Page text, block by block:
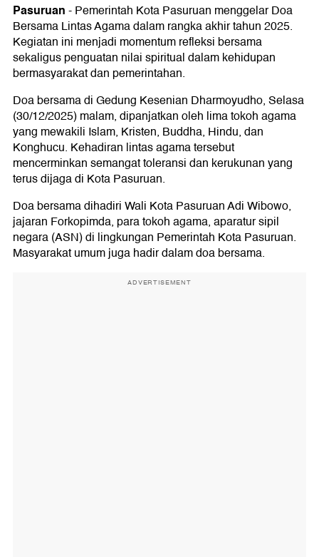
Pasuruan-Pemerintah Kota Pasuruan menggelar Doa
Bersama Lintas Agama dalam rangka akhir tahun 2025.
Kegiatan ini menjadi momentum refleksi bersama
sekaligus penguatan nilai spiritual dalam kehidupan
bermasyarakat dan pemerintahan.
Doa bersama di Gedung Kesenian Dharmoyudho, Selasa
(30/12/2025) malam, dipanjatkan oleh lima tokoh agama
yang mewakili Islam, Kristen, Buddha, Hindu, dan
Konghucu. Kehadiran lintas agama tersebut
mencerminkan semangat toleransi dan kerukunan yang
terus dijaga di Kota Pasuruan.
Doa bersama dihadiri Wali Kota Pasuruan Adi Wibowo,
jajaran Forkopimda, para tokoh agama, aparatur sipil
negara (ASN) di lingkungan Pemerintah Kota Pasuruan.
Masyarakat umum juga hadir dalam doa bersama.
ADVERTISEMENT